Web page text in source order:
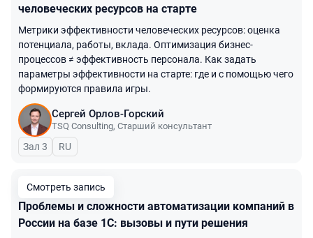
человеческих ресурсов на старте
Метрики эффективности человеческих ресурсов: оценка
потенциала, работы, вклада. Оптимизация бизнес-
процессов ≠ эффективность персонала. Как задать
параметры эффективности на старте: где и с помощью чего
формируются правила игры.
Сергей Орлов-Горский
TSQ Consulting, Старший консультант
Зал 3 На русском языке
RU
Смотреть запись
Проблемы и сложности автоматизации компаний в
России на базе 1С: вызовы и пути решения